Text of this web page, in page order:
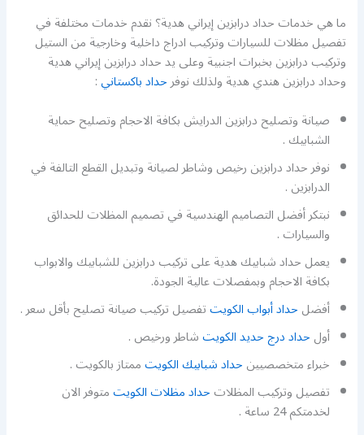
ما هي خدمات حداد درابزين إيراني هدية؟ نقدم خدمات مختلفة في
تفصيل مظلات للسيارات وتركيب ادراج داخلية وخارجية من الستيل
وتركيب درابزين بخبرات اجنبية وعلى يد حداد درابزين إيراني هدية
وحداد درابزين هندي هدية ولذلك نوفرحداد باكستاني:
صيانة وتصليح درابزين الدرايش بكافة الاحجام وتصليح حماية
الشبابيك .
نوفر حداد درابزين رخيص وشاطر لصيانة وتبديل القطع التالفة في
الدرابزين .
نبتكر أفضل التصاميم الهندسية في تصميم المظلات للحدائق
والسيارات .
يعمل حداد شبابيك هدية على تركيب درابزين للشبابيك والابواب
بكافة الاحجام وبمفصلات عالية الجودة.
أفضلحداد أبواب الكويتتفصيل تركيب صيانة تصليح بأقل سعر .
أولحداد درج حديد الكويتشاطر ورخيص .
خبراء متخصصيينحداد شبابيك الكويتممتاز بالكويت .
تفصيل وتركيب المظلاتحداد مظلات الكويتمتوفر الان
لخدمتكم 24 ساعة .